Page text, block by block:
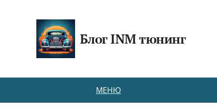
Блог INM тюнинг
МЕНЮ